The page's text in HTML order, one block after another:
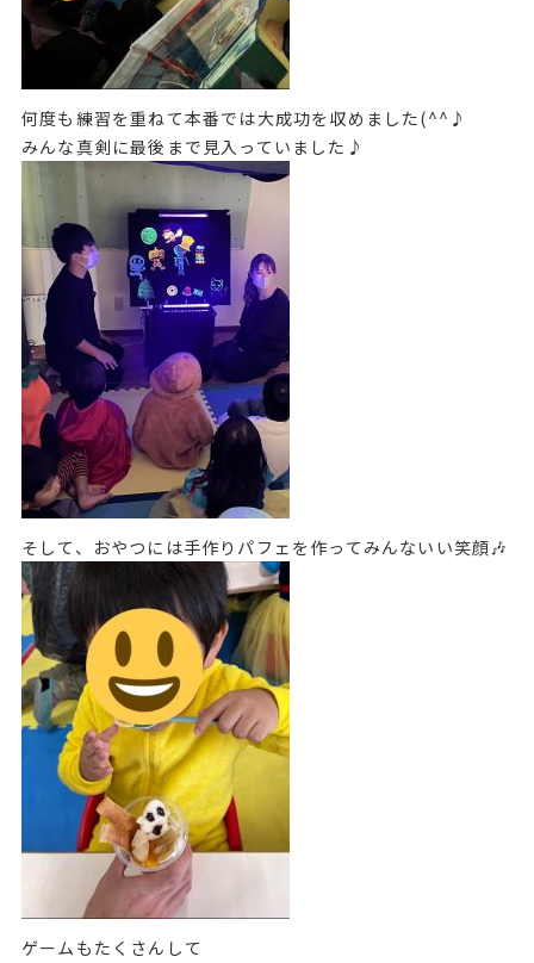
何度も練習を重ねて本番では大成功を収めました(^^♪
みんな真剣に最後まで見入っていました♪
そして、おやつには手作りパフェを作ってみんないい笑顔🎶
ゲームもたくさんして